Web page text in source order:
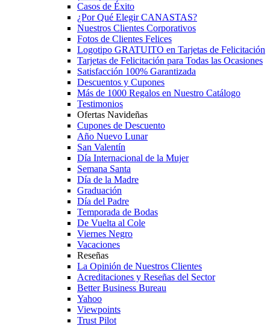
Casos de Éxito
¿Por Qué Elegir CANASTAS?
Nuestros Clientes Corporativos
Fotos de Clientes Felices
Logotipo GRATUITO en Tarjetas de Felicitación
Tarjetas de Felicitación para Todas las Ocasiones
Satisfacción 100% Garantizada
Descuentos y Cupones
Más de 1000 Regalos en Nuestro Catálogo
Testimonios
Ofertas Navideñas
Cupones de Descuento
Año Nuevo Lunar
San Valentín
Día Internacional de la Mujer
Semana Santa
Día de la Madre
Graduación
Día del Padre
Temporada de Bodas
De Vuelta al Cole
Viernes Negro
Vacaciones
Reseñas
La Opinión de Nuestros Clientes
Acreditaciones y Reseñas del Sector
Better Business Bureau
Yahoo
Viewpoints
Trust Pilot